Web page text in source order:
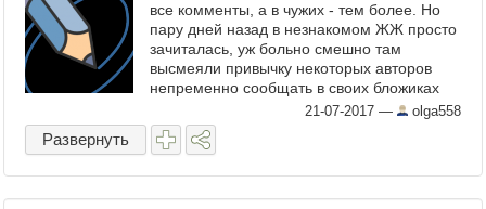
все комменты, а в чужих - тем более. Но
пару дней назад в незнакомом ЖЖ просто
зачиталась, уж больно смешно там
высмеяли привычку некоторых авторов
непременно сообщать в своих бложиках
про причины молчания. Сотня реплик -
комментаторы всласть ...
21-07-2017 — olga558
Развернуть